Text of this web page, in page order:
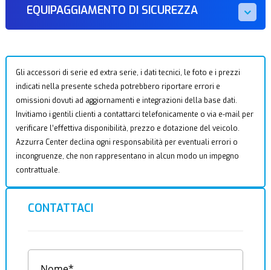
EQUIPAGGIAMENTO DI SICUREZZA
Gli accessori di serie ed extra serie, i dati tecnici, le foto e i prezzi
indicati nella presente scheda potrebbero riportare errori e
omissioni dovuti ad aggiornamenti e integrazioni della base dati.
Invitiamo i gentili clienti a contattarci telefonicamente o via e-mail per
verificare l’effettiva disponibilità, prezzo e dotazione del veicolo.
Azzurra Center declina ogni responsabilità per eventuali errori o
incongruenze, che non rappresentano in alcun modo un impegno
contrattuale.
CONTATTACI